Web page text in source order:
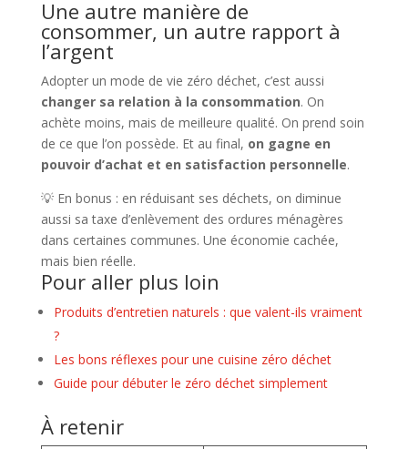
Une autre manière de
consommer, un autre rapport à
l’argent
Adopter un mode de vie zéro déchet, c’est aussi
changer sa relation à la consommation. On
achète moins, mais de meilleure qualité. On prend soin
de ce que l’on possède. Et au final, on gagne en
pouvoir d’achat et en satisfaction personnelle.
💡 En bonus : en réduisant ses déchets, on diminue
aussi sa taxe d’enlèvement des ordures ménagères
dans certaines communes. Une économie cachée,
mais bien réelle.
Pour aller plus loin
Produits d’entretien naturels : que valent-ils vraiment
?
Les bons réflexes pour une cuisine zéro déchet
Guide pour débuter le zéro déchet simplement
À retenir